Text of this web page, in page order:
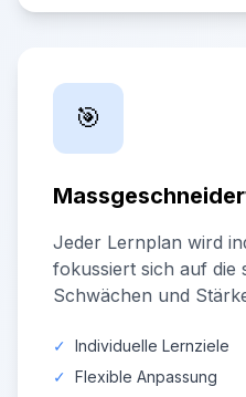
🎯
Jeder Lernplan wird
fokussiert sich auf die
Schwächen und
✓ Individuelle Lernziele
✓ Flexible Anpassung